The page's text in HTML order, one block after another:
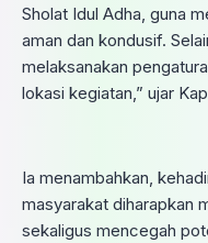
Sholat Idul Adha, guna
aman dan kondusif.
melaksanakan
lokasi kegiatan,” ujar
Ia menambahkan,
masyarakat diharapkan
sekaligus mencegah